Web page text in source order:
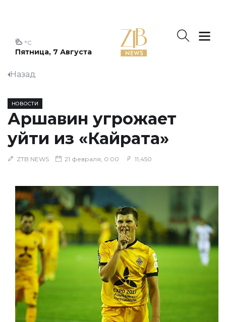
Пятница, 7 Августа
°C
Назад
НОВОСТИ
Аршавин угрожает
уйти из «Кайрата»
ZTB NEWS 21 февраля, 0:00 11,450